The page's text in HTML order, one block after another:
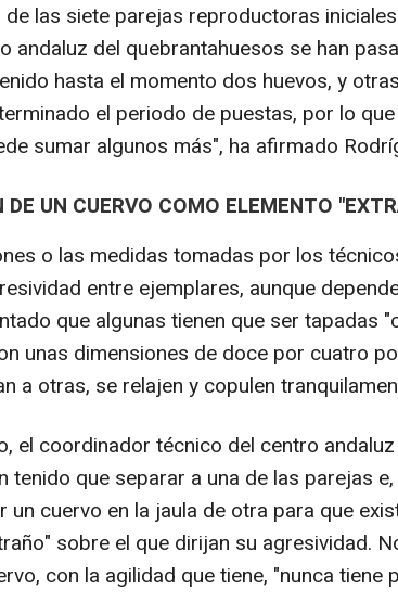
de las siete parejas reproductoras
andaluz del quebrantahuesos se han
hasta el momento dos huevos, y
el periodo de puestas, por lo
sumar algunos más", ha afirmado
DE UN CUERVO COMO ELEMENTO
o las medidas tomadas por los
entre ejemplares, aunque
que algunas tienen que ser tapadas
unas dimensiones de doce por cuatro
a otras, se relajen y copulen
el coordinador técnico del centro
tenido que separar a una de las parejas
un cuervo en la jaula de otra para que
sobre el que dirijan su agresividad.
con la agilidad que tiene, "nunca tiene